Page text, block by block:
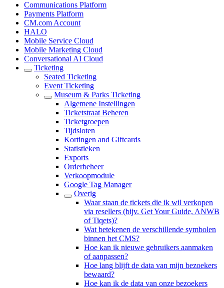
Communications Platform
Payments Platform
CM.com Account
HALO
Mobile Service Cloud
Mobile Marketing Cloud
Conversational AI Cloud
Ticketing
Seated Ticketing
Event Ticketing
Museum & Parks Ticketing
Algemene Instellingen
Ticketstraat Beheren
Ticketgroepen
Tijdsloten
Kortingen and Giftcards
Statistieken
Exports
Orderbeheer
Verkoopmodule
Google Tag Manager
Overig
Waar staan de tickets die ik wil verkopen
via resellers (bijv. Get Your Guide, ANWB
of Tiqets)?
Wat betekenen de verschillende symbolen
binnen het CMS?
Hoe kan ik nieuwe gebruikers aanmaken
of aanpassen?
Hoe lang blijft de data van mijn bezoekers
bewaard?
Hoe kan ik de data van onze bezoekers